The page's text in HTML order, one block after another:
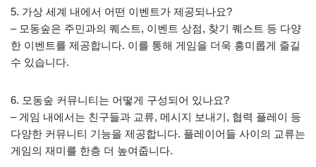
5. 가상 세계 내에서 어떤 이벤트가 제공되나요?
– 모동숲은 주민과의 퀘스트, 이벤트 상점, 찾기 퀘스트 등 다양
한 이벤트를 제공합니다. 이를 통해 게임을 더욱 흥미롭게 즐길
수 있습니다.
6. 모동숲 커뮤니티는 어떻게 구성되어 있나요?
– 게임 내에서는 친구들과 교류, 메시지 보내기, 협력 플레이 등
다양한 커뮤니티 기능을 제공합니다. 플레이어들 사이의 교류는
게임의 재미를 한층 더 높여줍니다.